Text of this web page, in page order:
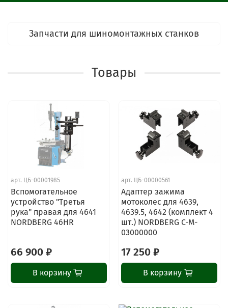
Запчасти для шиномонтажных станков
Товары
арт. ЦБ-00001985
Вспомогательное
устройство "Третья
рука" правая для 4641
NORDBERG 46HR
66 900 ₽
В корзину
арт. ЦБ-00000561
Адаптер зажима
мотоколес для 4639,
4639.5, 4642 (комплект 4
шт.) NORDBERG C-M-
03000000
17 250 ₽
В корзину